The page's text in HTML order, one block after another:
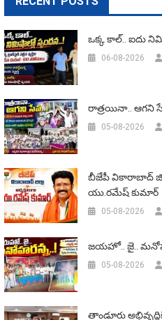
ఒక్క కాల్.. ఐదు
06-08-2026
రాత్రయినా.. ఆగని
05-08-2026
బీజేపీ వికారాబాద్‌
యు.రమేష్‌ కుమార్
05-08-2026
జయహో.. జై..
05-08-2026
తాండూరు